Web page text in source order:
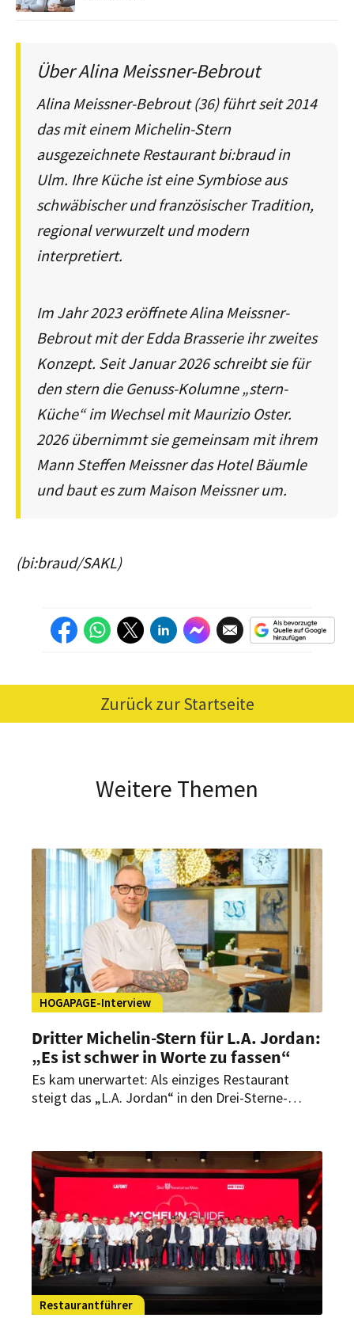
Über Alina Meissner-Bebrout
Alina Meissner-Bebrout (36) führt seit 2014
das mit einem Michelin-Stern
ausgezeichnete Restaurant bi:braud in
Ulm. Ihre Küche ist eine Symbiose aus
schwäbischer und französischer Tradition,
regional verwurzelt und modern
interpretiert.
Im Jahr 2023 eröffnete Alina Meissner-
Bebrout mit der Edda Brasserie ihr zweites
Konzept. Seit Januar 2026 schreibt sie für
den stern die Genuss-Kolumne „stern-
Küche“ im Wechsel mit Maurizio Oster.
2026 übernimmt sie gemeinsam mit ihrem
Mann Steffen Meissner das Hotel Bäumle
und baut es zum Maison Meissner um.
(bi:braud/SAKL)
Zurück zur Startseite
Weitere Themen
HOGAPAGE-Interview
Dritter Michelin-Stern für L.A. Jordan:
„Es ist schwer in Worte zu fassen“
Es kam unerwartet: Als einziges Restaurant
steigt das „L.A. Jordan“ in den Drei-Sterne-
Schimkowitsch über den Moment danach, ein
Team, das zur Familie wurde, und die neue
internationale Strahlkraft für Deidesheim und die
Pfalz.
Restaurantführer